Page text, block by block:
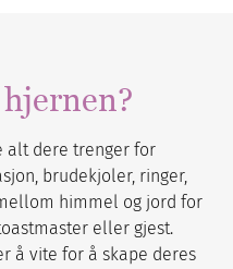
alt dere trenger for
brudekjoler, ringer,
himmel og jord for
eller gjest.
å vite for å skape deres